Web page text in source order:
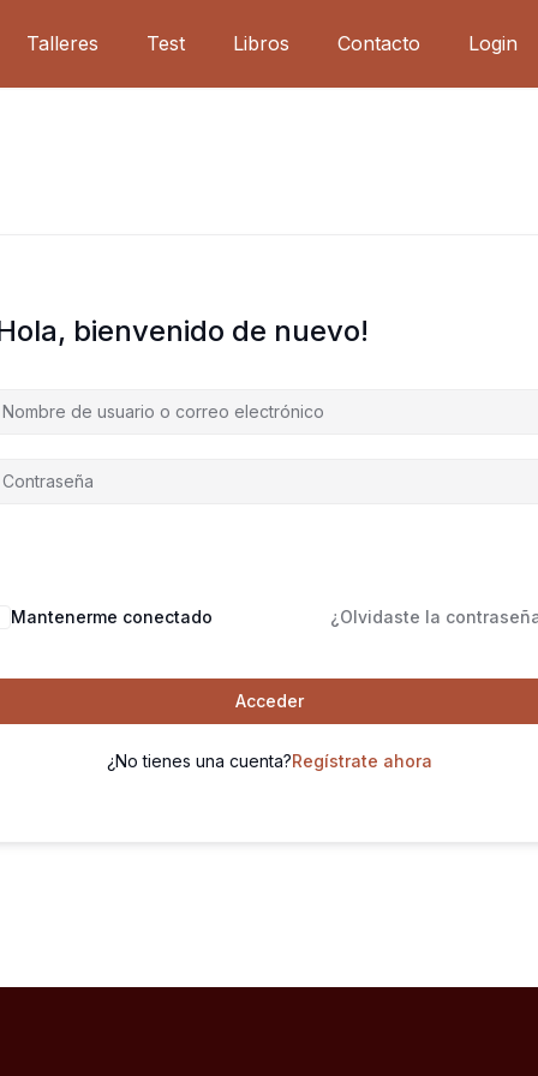
Talleres Test Libros Contacto Login
bienvenido de nuevo!
Mantenerme conectado ¿Olvidaste la
Acceder
¿No tienes una cuenta?Regístrate ahora